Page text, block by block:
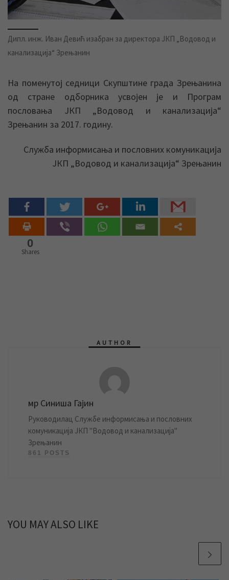
Дипл. инж. Иван Девић изабран за директора ЈКП „Водовод и
канализација“ Зрењанин
На поменутој седници Скупштине града Зрењанина
од стране одборника усвојен је и Програм
пословања ЈКП „Водовод и канализација“
Зрењанин за 2017. годину.
Служба информисања и пословних комуникација
ЈКП „Водовод и канализација“ Зрењанин
0
Shares
AUTHOR
мр Синиша Гајин
Руководилац Службе информисања и пословних
комуникација ЈКП "Водовод и канализација"
Зрењанин
861 POSTS
YOU MAY ALSO LIKE